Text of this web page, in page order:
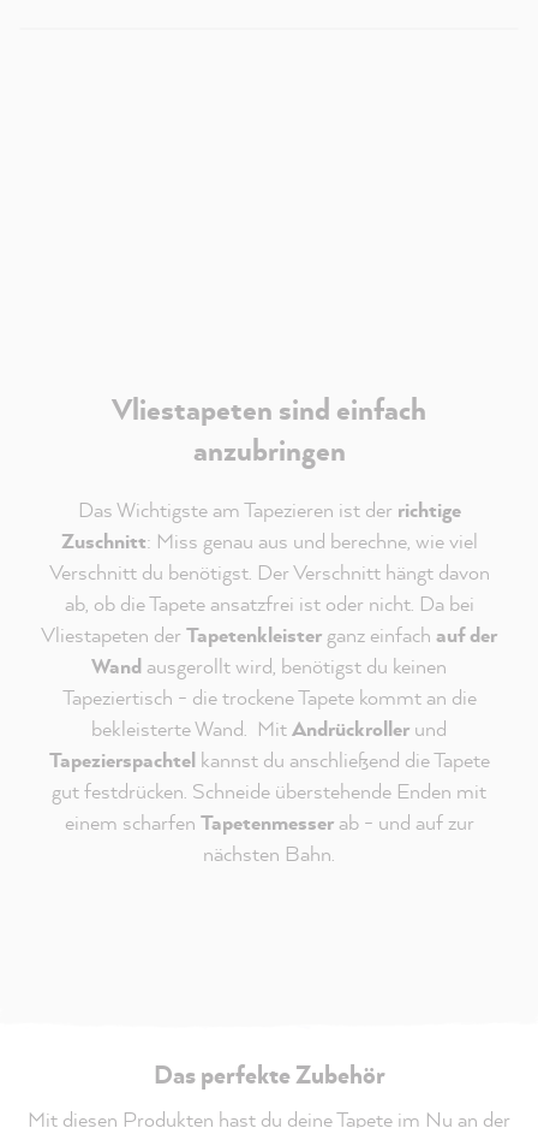
Vliestapeten sind einfach
anzubringen
Das Wichtigste am Tapezieren ist der richtige
Zuschnitt: Miss genau aus und berechne, wie viel
Verschnitt du benötigst. Der Verschnitt hängt davon
ab, ob die Tapete ansatzfrei ist oder nicht. Da bei
Vliestapeten der Tapetenkleister ganz einfach auf der
Wand ausgerollt wird, benötigst du keinen
Tapeziertisch - die trockene Tapete kommt an die
bekleisterte Wand. MitAndrückroller und
Tapezierspachtelkannst du anschließend die Tapete
gut festdrücken. Schneide überstehende Enden mit
einem scharfen Tapetenmesserab - und auf zur
nächsten Bahn.
Das perfekte Zubehör
Mit diesen Produkten hast du deine Tapete im Nu an der